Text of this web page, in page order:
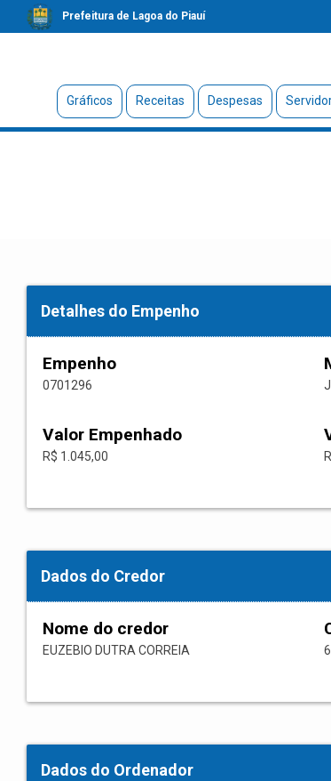
Prefeitura de Lagoa do Piauí
Gráficos Receitas Despesas
Detalhes do Empenho
Empenho
0701296
Valor Empenhado
R$ 1.045,00
Dados do Credor
Nome do credor
EUZEBIO DUTRA CORREIA
Dados do Ordenador